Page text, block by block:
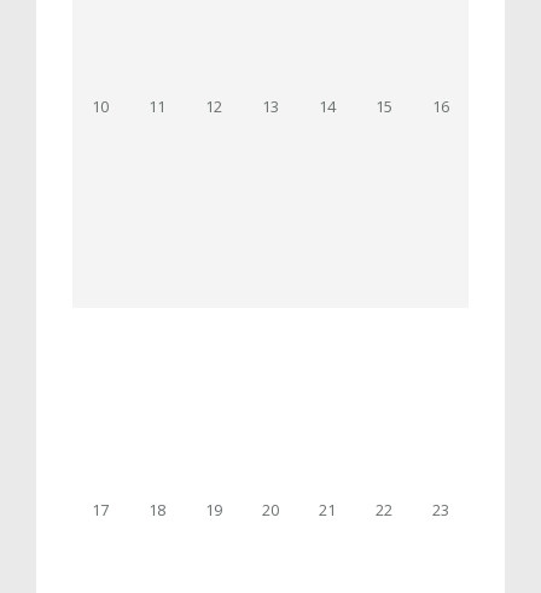
10 11 12 13 14 15 16
17 18 19 20 21 22 23